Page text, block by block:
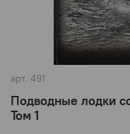
арт. 491
Подводные лодки
Том 1